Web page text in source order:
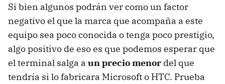
Si bien algunos podrán ver como un factor
negativo el que la marca que acompaña a este
equipo sea poco conocida o tenga poco prestigio,
algo positivo de eso es que podemos esperar que
el terminal salga a un precio menor del que
tendría si lo fabricara Microsoft o HTC. Prueba